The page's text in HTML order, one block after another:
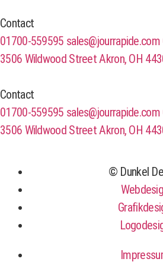
Contact
01700-559595 sales@jourrapide.com
3506 Wildwood Street Akron, OH
Contact
01700-559595 sales@jourrapide.com
3506 Wildwood Street Akron, OH
© Dunkel